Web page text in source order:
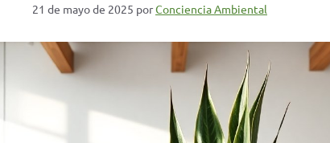
21 de mayo de 2025 porConciencia Ambiental